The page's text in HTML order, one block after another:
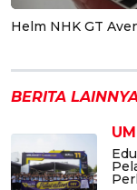
Helm NHK GT
BERITA